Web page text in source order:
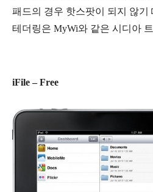
패드의 경우 핫스팟이 되지 않기
테더링은 MyWi와 같은 시디아
iFile – Free